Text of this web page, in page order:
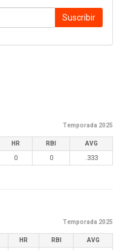
Suscribir
Temporada 2025
HR RBI AVG
0 0 .333
Temporada 2025
HR RBI AVG